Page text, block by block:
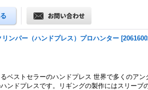
ンパー（ハンドプレス）プロハンター [
ベストセラーのハンドプレス 世界で多くのア
ンドプレスです。リギングの製作にはスリーブ